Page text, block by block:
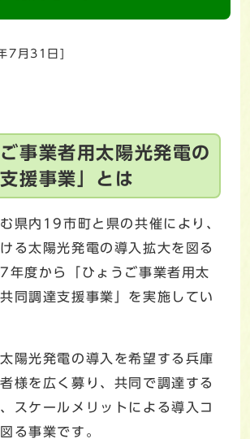
7月31日 ]
ご事業者用太陽光発電の
援事業」とは
県内19市町と県の共催により、
る太陽光発電の導入拡大を図る
年度から「ひょうご事業者用太
同調達支援事業」を実施してい
陽光発電の導入を希望する兵庫
様を広く募り、共同で調達する
スケールメリットによる導入コ
る事業です。